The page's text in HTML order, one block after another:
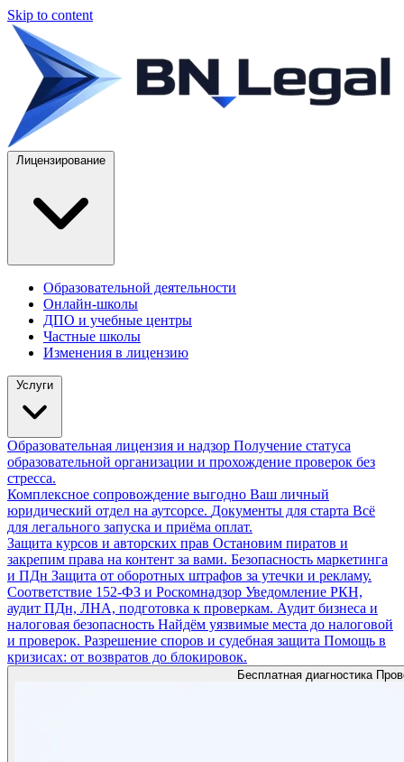
Skip to content
Лицензирование
Образовательной деятельности
Онлайн-школы
ДПО и учебные центры
Частные школы
Изменения в лицензию
Услуги
Образовательная лицензия и надзор Получение статуса
образовательной организации и прохождение проверок без
стресса.
Комплексное сопровождение выгодно Ваш личный
юридический отдел на аутсорсе. Документы для старта Всё
для легального запуска и приёма оплат.
Защита курсов и авторских прав Остановим пиратов и
закрепим права на контент за вами. Безопасность маркетинга
и ПДн Защита от оборотных штрафов за утечки и рекламу.
Соответствие 152-ФЗ и Роскомнадзор Уведомление РКН,
аудит ПДн, ЛНА, подготовка к проверкам. Аудит бизнеса и
налоговая безопасность Найдём уязвимые места до налоговой
и проверок. Разрешение споров и судебная защита Помощь в
кризисах: от возвратов до блокировок.
Бесплатная диагностика